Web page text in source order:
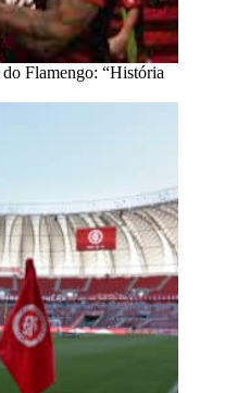
Flamengo: “História